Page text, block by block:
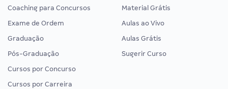
Coaching para Concursos
Exame de Ordem
Graduação
Pós-Graduação
Cursos por Concurso
Cursos por Carreira
Material Grátis
Aulas ao Vivo
Aulas Grátis
Sugerir Curso